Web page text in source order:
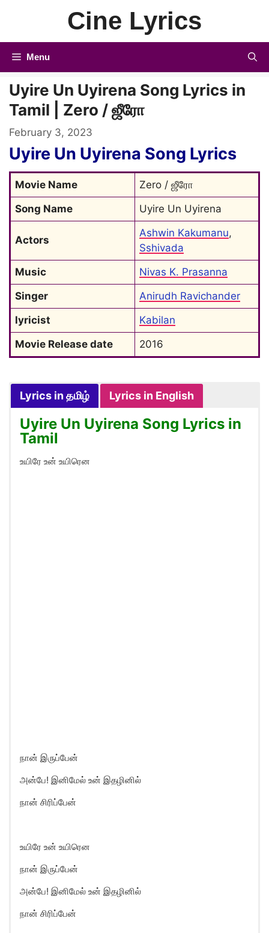
Cine Lyrics
Menu
Uyire Un Uyirena Song Lyrics in
Tamil | Zero / ஜீரோ
February 3, 2023
Uyire Un Uyirena Song Lyrics
Movie Name
Zero / ஜீரோ
Song Name
Uyire Un Uyirena
Actors
Ashwin Kakumanu
Sshivada
Music
Nivas K. Prasanna
Singer
Anirudh Ravichander
lyricist
Kabilan
Movie Release date
2016
Lyrics in தமிழ் Lyrics in English
Uyire Un Uyirena Song Lyrics in
Tamil
உயிரே உன் உயிரென
நான் இருப்பேன்
அன்பே! இனிமேல் உன் இதழினில்
நான் சிரிப்பேன்
உயிரே உன் உயிரென
நான் இருப்பேன்
அன்பே! இனிமேல் உன் இதழினில்
நான் சிரிப்பேன்